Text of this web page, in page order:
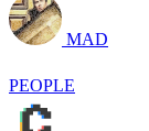
MAD
PEOPLE